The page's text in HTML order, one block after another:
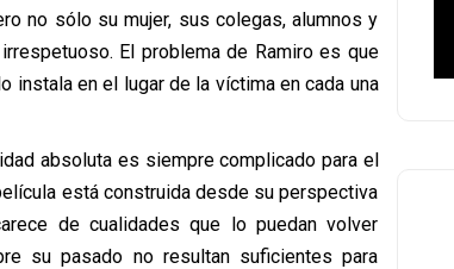
no sólo su mujer, sus colegas, alumnos y
El problema de Ramiro es que
instala en el lugar de la víctima en cada una
absoluta es siempre complicado para el
está construida desde su perspectiva
de cualidades que lo puedan volver
su pasado no resultan suficientes para